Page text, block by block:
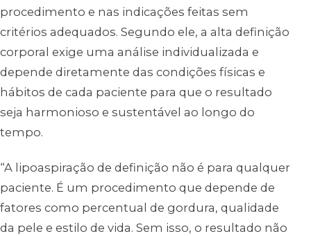
procedimento e nas indicações feitas sem
critérios adequados. Segundo ele, a alta definição
corporal exige uma análise individualizada e
depende diretamente das condições físicas e
hábitos de cada paciente para que o resultado
seja harmonioso e sustentável ao longo do
tempo.
“A lipoaspiração de definição não é para qualquer
paciente. É um procedimento que depende de
fatores como percentual de gordura, qualidade
da pele e estilo de vida. Sem isso, o resultado não